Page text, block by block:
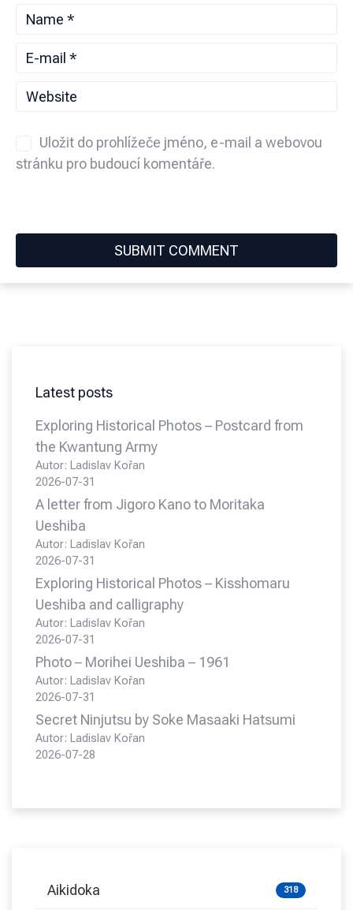
Uložit do prohlížeče jméno, e-mail a webovou
stránku pro budoucí komentáře.
Latest posts
Exploring Historical Photos – Postcard from
the Kwantung Army
Autor: Ladislav Kořan
2026-07-31
A letter from Jigoro Kano to Moritaka
Ueshiba
Autor: Ladislav Kořan
2026-07-31
Exploring Historical Photos – Kisshomaru
Ueshiba and calligraphy
Autor: Ladislav Kořan
2026-07-31
Photo – Morihei Ueshiba – 1961
Autor: Ladislav Kořan
2026-07-31
Secret Ninjutsu by Soke Masaaki Hatsumi
Autor: Ladislav Kořan
2026-07-28
Aikidoka 318